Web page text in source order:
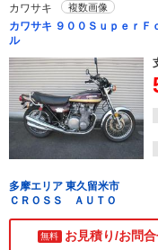
カワサキ 複数画像
カワサキ ９００ＳｕｐｅｒＦ
ル
多摩エリア 東久留米市
ＣＲＯＳＳ ＡＵＴＯ
無料 お見積り/お問